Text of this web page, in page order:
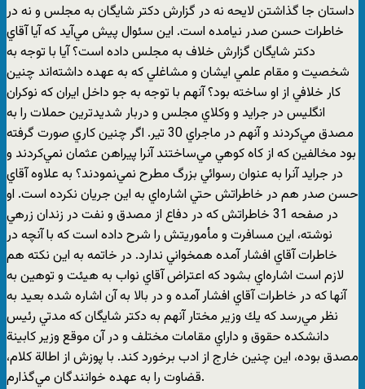
داستان جا گذاشتن لايحه نه در گزارش دكتر شايگان به مجلس و نه در
خاطرات حسن صدر نيامده است. اين سئوال پيش مي‌آيد كه آيا آقاي
دكتر شايگان گزارش خلاف به مجلس داده است؟ آيا با توجه به
شخصيت و مقام علمي ايشان و مشاغلي كه به عهده داشته‌اند چنين
كار خلافي از او ساخته بود؟ آنهم با توجه به جو داخل ايران كه نوكران
انگليس در جرايد و وكلاي مجلس و دربار شديدترين حملات را به
مصدق مي‌كردند و آنهم در ماجراي 30 تير. اگر چنين كاري صورت گرفته
بود مخالفين كه از كاه كوهي مي‌ساختند آنرا پيراهن عثمان نمي‌كردند و
در جرايد آنرا به عنوان رسوائي بزرگ مطرح نمي‌نمودند؟ به علاوه آقاي
حسن صدر هم در خاطراتش حتي اشاره‌اي به اين جريان نكرده است. او
در صفحه 31 خاطراتش كه در دفاع از مصدق و نفت در زندان زرهي
نوشته، اين مسافرت و مأموريتش را شرح داده است كه با آنچه در
خاطرات آقاي افشار آمده همخواني ندارد. در خاتمه به اين نكته هم
لازم است اشاره‌اي بشود كه اعتراض آقاي نواب به هيئت و توهين به
آنها كه در خاطرات آقاي افشار آمده و در بالا به آن اشاره شده بعيد به
نظر مي‌رسد كه يك وزير مختار آنهم به دكتر شايگان كه مدتي رئيس
دانشكده حقوق و داراي مقامات مختلف و در آن موقع وزير كابينة
مصدق بوده، اين چنين خارج از ادب برخورد كند. با پوزش از اطالة كلام،
قضاوت را به عهده خوانندگان مي‌گذارم.